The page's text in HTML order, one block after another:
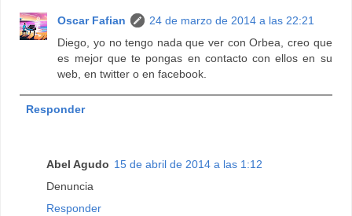
Oscar Fafian
24 de marzo de 2014 a las 22:21
Diego, yo no tengo nada que ver con Orbea, creo que
es mejor que te pongas en contacto con ellos en su
web, en twitter o en facebook.
Responder
Abel Agudo 15 de abril de 2014 a las 1:12
Denuncia
Responder